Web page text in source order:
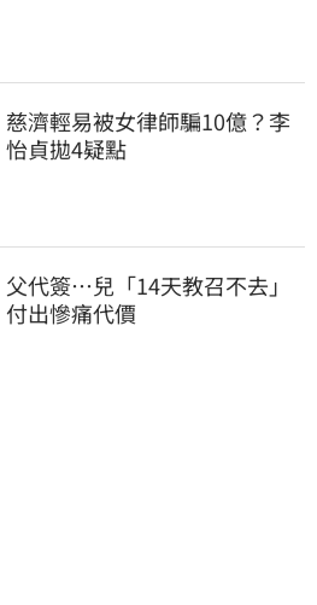
慈濟輕易被女律師騙10億？李
怡貞拋4疑點
父代簽…兒「14天教召不去」
付出慘痛代價